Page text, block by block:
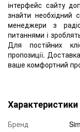
інтерфейс сайту
знайти необхідний
менеджери з
питаннями і
Для постійних
пропозиції.
ваше комфортний
Характеристики
Бренд